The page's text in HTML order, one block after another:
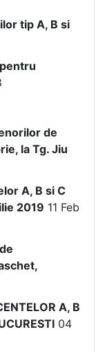
tip A, B si
de
la Tg. Jiu
A, B si C
2019 11 Feb
A, B
04